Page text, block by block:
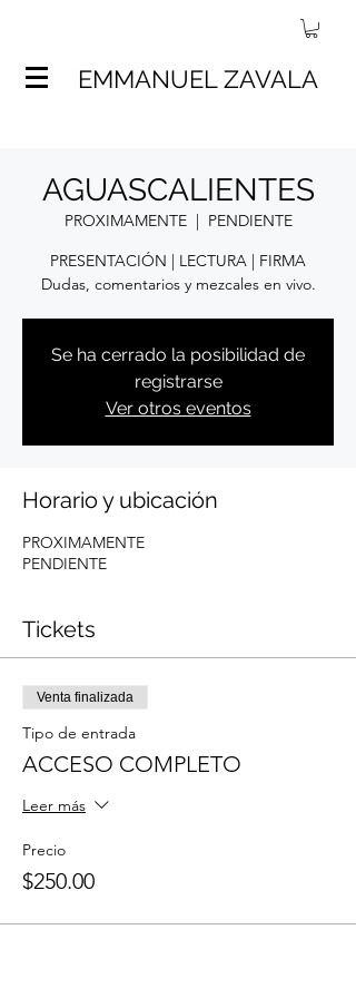
EMMANUEL ZAVALA
AGUASCALIENTES
PROXIMAMENTE
  |
PENDIENTE
PRESENTACIÓN | LECTURA | FIRMA
Dudas, comentarios y mezcales en vivo.
Se ha cerrado la posibilidad de
registrarse
Ver otros eventos
Horario y ubicación
PROXIMAMENTE
PENDIENTE
Tickets
Venta finalizada
Tipo de entrada
ACCESO COMPLETO
Leer más
Precio
$250.00